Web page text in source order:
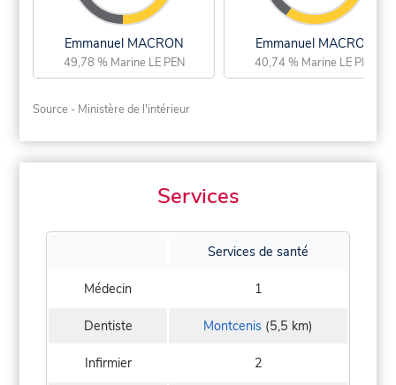
Emmanuel MACRON
49,78 % Marine LE PEN
Emmanuel MACRON
40,74 % Marine LE PEN
Source - Ministère de l'intérieur
Services
Services de santé
Médecin 1
Dentiste Montcenis (5,5 km)
Infirmier 2